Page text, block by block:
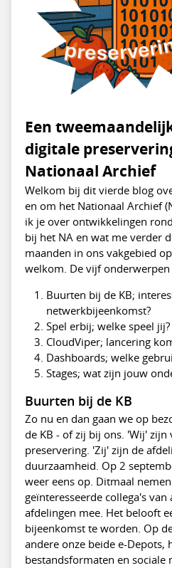
Een
digitale
Nationaal Archief
Welkom bij dit vierde blog
en om het Nationaal Archief
ik je over ontwikkelingen
bij het NA en wat me verder
maanden in ons vakgebied
welkom. De vijf onderwerpen
Buurten bij de KB;
netwerkbijeenkomst?
Spel erbij; welke speel jij?
CloudViper; lancering
Dashboards; welke
Stages; wat zijn jouw
Buurten bij de KB
Zo nu en dan gaan we op
de KB - of zij bij ons. 'Wij'
preservering. 'Zij' zijn de
duurzaamheid. Op 2
weer eens op. Ditmaal
geïnteresseerde collega's van
afdelingen mee. Het belooft
bijeenkomst te worden. Op
andere onze beide e-Depots,
bestandsformaten en sociale